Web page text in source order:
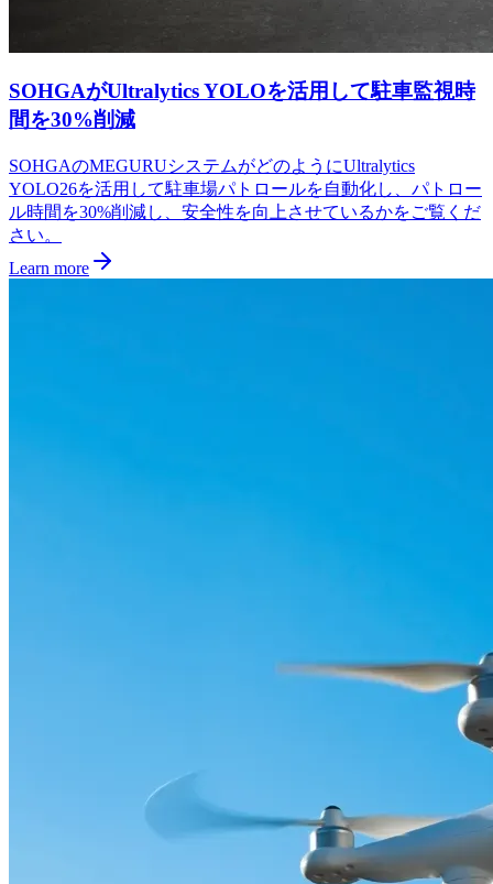
SOHGAがUltralytics YOLOを活用して駐車監視時
間を30%削減
SOHGAのMEGURUシステムがどのようにUltralytics
YOLO26を活用して駐車場パトロールを自動化し、パトロー
ル時間を30%削減し、安全性を向上させているかをご覧くだ
さい。
Learn more